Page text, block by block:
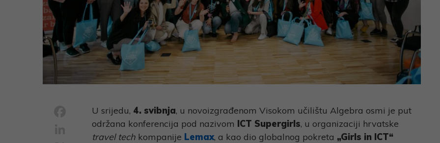
Facebook
LinkedIn
U srijedu, 4. svibnja, u novoizgrađenom Visokom učilištu Algebra osmi je put
održana konferencija pod nazivom ICT Supergirls, u organizaciji hrvatske
travel techkompanije Lemax, a kao dio globalnog pokreta „Girls in ICT“